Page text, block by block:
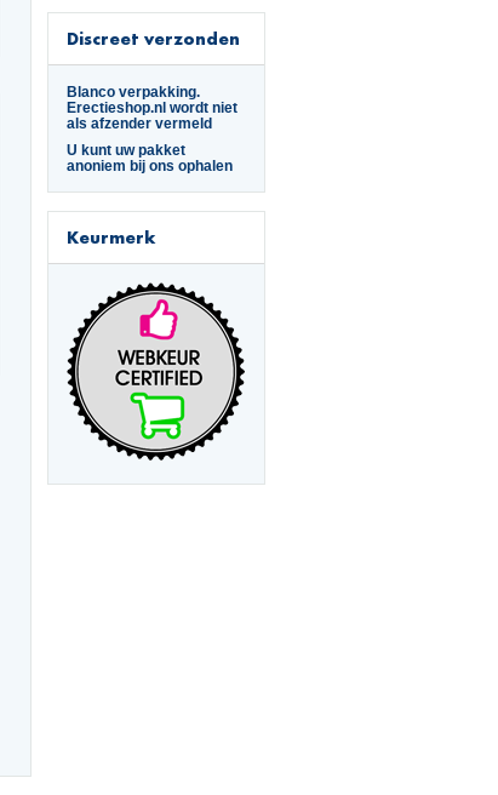
Discreet verzonden
Blanco verpakking.
Erectieshop.nl wordt niet
als afzender vermeld
U kunt uw pakket
anoniem bij ons ophalen
Keurmerk